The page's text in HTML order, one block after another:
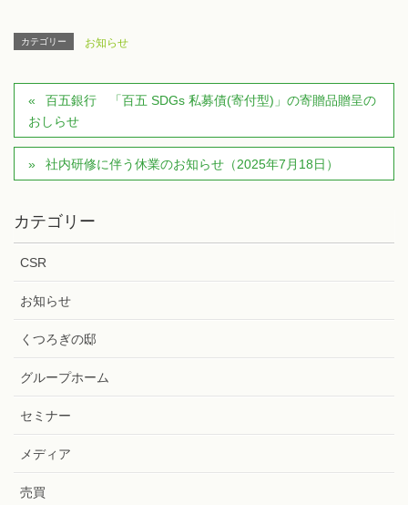
カテゴリー お知らせ
百五銀行 「百五 SDGs 私募債(寄付型)」の寄贈品贈呈の
おしらせ
社内研修に伴う休業のお知らせ（2025年7月18日）
カテゴリー
CSR
お知らせ
くつろぎの邸
グループホーム
セミナー
メディア
売買